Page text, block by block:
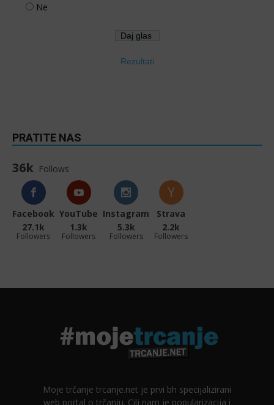
Ne
Rezultati
PRATITE NAS
36k Follows
Facebook
27.1k
Followers
YouTube
1.3k
Followers
Instagram
5.3k
Followers
Strava
2.2k
Followers
Moje trčanje trcanje.net je prvi bh specijalizirani
web portal o trčanju. Cilj nam je popularizacija i